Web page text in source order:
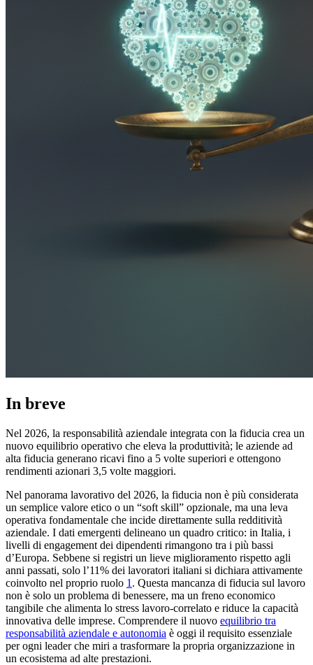
In breve
Nel 2026, la responsabilità aziendale integrata con la fiducia crea un
nuovo equilibrio operativo che eleva la produttività; le aziende ad
alta fiducia generano ricavi fino a 5 volte superiori e ottengono
rendimenti azionari 3,5 volte maggiori.
Nel panorama lavorativo del 2026, la fiducia non è più considerata
un semplice valore etico o un “soft skill” opzionale, ma una leva
operativa fondamentale che incide direttamente sulla redditività
aziendale. I dati emergenti delineano un quadro critico: in Italia, i
livelli di engagement dei dipendenti rimangono tra i più bassi
d’Europa. Sebbene si registri un lieve miglioramento rispetto agli
anni passati, solo l’11% dei lavoratori italiani si dichiara attivamente
coinvolto nel proprio ruolo 1 . Questa mancanza di fiducia sul lavoro
non è solo un problema di benessere, ma un freno economico
tangibile che alimenta lo stress lavoro-correlato e riduce la capacità
innovativa delle imprese. Comprendere il nuovo equilibrio tra
responsabilità aziendale e autonomia è oggi il requisito essenziale
per ogni leader che miri a trasformare la propria organizzazione in
un ecosistema ad alte prestazioni.